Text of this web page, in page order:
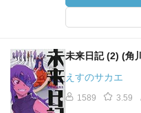
未来日記 (2) (角
えすのサカエ
1589 3.59